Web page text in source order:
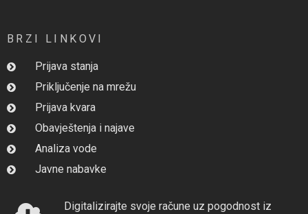
BRZI LINKOVI
Prijava stanja
Priključenje na mrežu
Prijava kvara
Obavještenja i najave
Analiza vode
Javne nabavke
Digitalizirajte svoje račune uz pogodnost iz